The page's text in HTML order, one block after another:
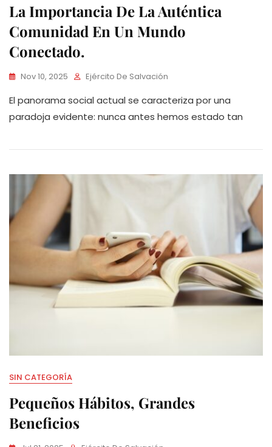
La Importancia De La Auténtica
Comunidad En Un Mundo
Conectado.
Nov 10, 2025 Ejército De Salvación
El panorama social actual se caracteriza por una
paradoja evidente: nunca antes hemos estado tan
SIN CATEGORÍA
Pequeños Hábitos, Grandes
Beneficios